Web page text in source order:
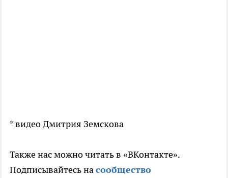
* видео Дмитрия Земскова
Также нас можно читать в «ВКонтакте».
Подписывайтесь насообщество